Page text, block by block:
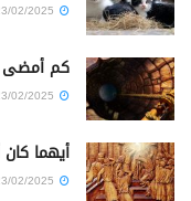
كم أمضى
أيهما